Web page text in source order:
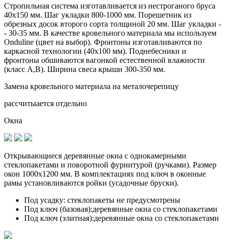
Стропильная система изготавливается из нестроганого бруса
40х150 мм. Шаг укладки 800-1000 мм. Порешетник из
обрезных досок второго сорта толщиной 20 мм. Шаг укладки -
- 30-35 мм. В качестве кровельного материала мы используем
Onduline (цвет на выбор). Фронтоны изготавливаются по
каркасной технологии (40х100 мм). Поднебесники и
фронтоны обшиваются вагонкой естественной влажности
(класс А,В). Ширина свеса крыши 300-350 мм.
Замена кровельного материала на металочерепицу
рассчитыается отдельно
Окна
Открывающиеся деревянные окна с однокамерными
стеклопакетами и поворотной фурнитурой (ручками). Размер
окон 1000х1200 мм. В комплектациях под ключ в оконные
рамы установливаются ройки (усадочные бруски).
Под усадку: стеклопакеты не предусмотрены
Под ключ (базовая):деревянные окна со стеклопакетами
Под ключ (элитная):деревянные окна со стеклопакетами